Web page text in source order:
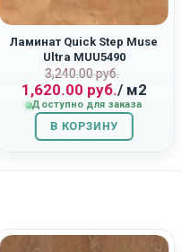
Ламинат Quick Step Muse
Ultra MUU5490
«Терракота»
3,240.00руб.
цена
составляла
3,240.00
руб..
1,620.00 руб.
Текущая
цена:
1,620.00
руб..
/ м2
Доступно для заказа
В КОРЗИНУ